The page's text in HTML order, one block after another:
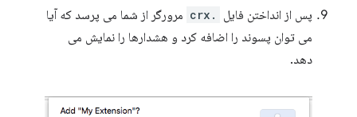
پس از انداختن فایل .crx
مرورگر از شما می پرسد که آیا
می توان پسوند را اضافه کرد و هشدارها را نمایش می
دهد.